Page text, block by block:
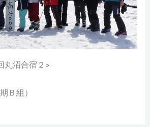
丸沼合宿２>
Ｂ組）